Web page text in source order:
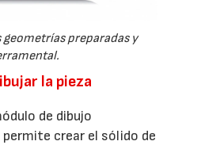
geometrías preparadas y
la pieza
de dibujo
crear el sólido de